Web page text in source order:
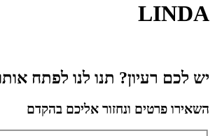
LINDA
יש לכם רעיון? תנו לנו לפתח
השאירו פרטים ונחזור אליכם בהקדם